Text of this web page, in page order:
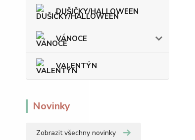
DUŠIČKY/HALLOWEEN
VÁNOCE
VALENTÝN
Novinky
Zobrazit všechny novinky